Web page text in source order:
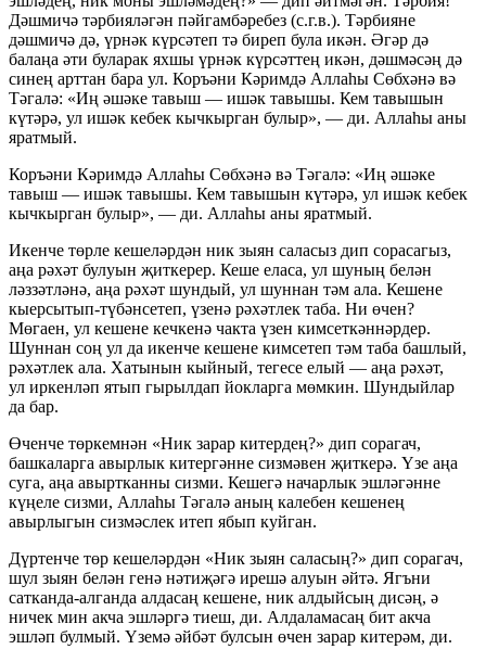
Дәшмичә тәрбияләгән пәйгамбәребез (с.г.в.). Тәрбияне
дәшмичә дә, үрнәк күрсәтеп тә биреп була икән. Әгәр дә
балаңа әти буларак яхшы үрнәк күрсәттең икән, дәшмәсәң дә
синең арттан бара ул. Коръәни Кәримдә Аллаһы Сөбхәнә вә
Тәгалә: «Иң әшәке тавыш — ишәк тавышы. Кем тавышын
күтәрә, ул ишәк кебек кычкырган булыр», — ди. Аллаһы аны
яратмый.
Коръәни Кәримдә Аллаһы Сөбхәнә вә Тәгалә: «Иң әшәке
тавыш — ишәк тавышы. Кем тавышын күтәрә, ул ишәк кебек
кычкырган булыр», — ди. Аллаһы аны яратмый.
Икенче төрле кешеләрдән ник зыян саласыз дип сорасагыз,
аңа рәхәт булуын җиткерер. Кеше еласа, ул шуның белән
ләззәтләнә, аңа рәхәт шундый, ул шуннан тәм ала. Кешене
кыерсытып-түбәнсетеп, үзенә рәхәтлек таба. Ни өчен?
Мөгаен, ул кешене кечкенә чакта үзен кимсеткәннәрдер.
Шуннан соң ул да икенче кешене кимсетеп тәм таба башлый,
рәхәтлек ала. Хатынын кыйный, тегесе елый — аңа рәхәт,
ул иркенләп ятып гырылдап йокларга мөмкин. Шундыйлар
да бар.
Өченче төркемнән «Ник зарар китердең?» дип сорагач,
башкаларга авырлык китергәнне сизмәвен җиткерә. Үзе аңа
суга, аңа авыртканны сизми. Кешегә начарлык эшләгәнне
күңеле сизми, Аллаһы Тәгалә аның калебен кешенең
авырлыгын сизмәслек итеп ябып куйган.
Дүртенче төр кешеләрдән «Ник зыян саласың?» дип сорагач,
шул зыян белән генә нәтиҗәгә ирешә алуын әйтә. Ягъни
сатканда-алганда алдасаң кешене, ник алдыйсың дисәң, ә
ничек мин акча эшләргә тиеш, ди. Алдаламасаң бит акча
эшләп булмый. Үземә әйбәт булсын өчен зарар китерәм, ди.